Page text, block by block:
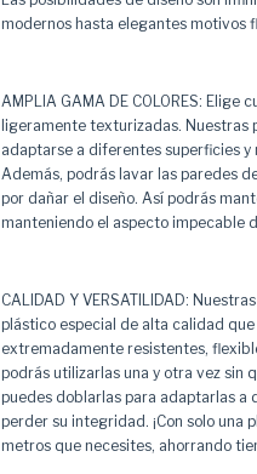
modernos hasta elegantes motivos
AMPLIA GAMA DE COLORES:
ligeramente texturizadas. Nuestras
adaptarse a diferentes superficies y
Además, podrás lavar las paredes
por dañar el diseño. Así podrás
manteniendo el aspecto impecable
CALIDAD Y VERSATILIDAD:
plástico especial de alta calidad
extremadamente resistentes,
podrás utilizarlas una y otra vez sin
puedes doblarlas para adaptarlas a
perder su integridad. ¡Con solo una
metros que necesites, ahorrando